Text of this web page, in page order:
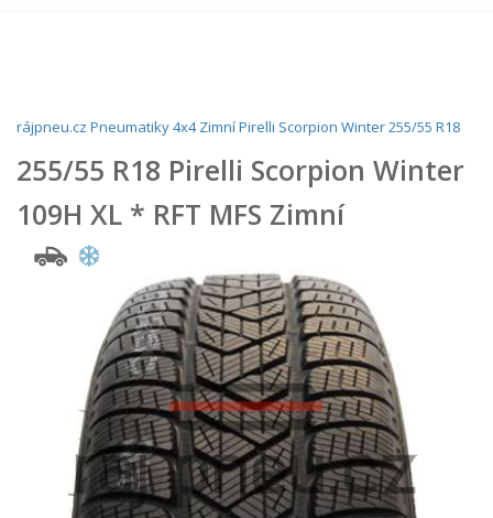
rájpneu.cz Pneumatiky4x4 ZimníPirelli Scorpion Winter255/55 R18
255/55 R18 Pirelli Scorpion Winter
109H XL * RFT MFS Zimní